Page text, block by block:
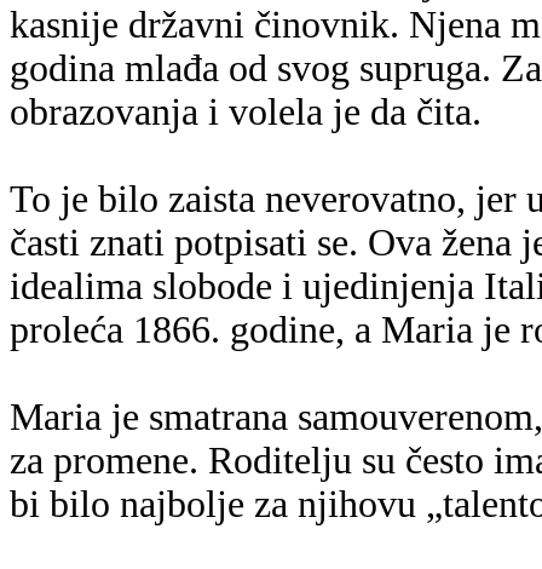
kasnije državni činovnik. Njena
godina mlađa od svog supruga.
obrazovanja i volela je da čita.
To je bilo zaista neverovatno, jer
časti znati potpisati se. Ova
idealima slobode i ujedinjenja
proleća 1866. godine, a Maria je
Maria je smatrana
za promene. Roditelju su često
bi bilo najbolje za njihovu